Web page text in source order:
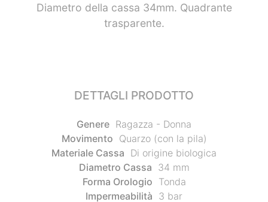
Diametro della cassa 34mm. Quadrante
trasparente.
DETTAGLI PRODOTTO
Genere Ragazza - Donna
Movimento Quarzo (con la pila)
Materiale Cassa Di origine biologica
Diametro Cassa 34 mm
Forma Orologio Tonda
Impermeabilità 3 bar